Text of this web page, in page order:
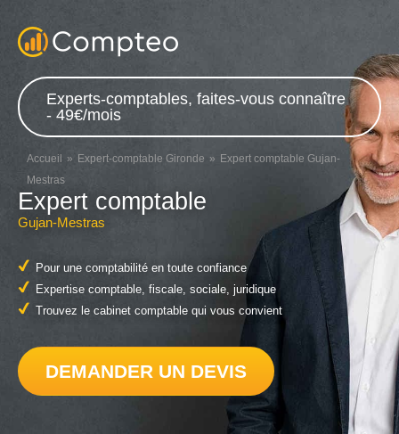
Experts-comptables, faites-vous connaître
- 49€/mois
Accueil Expert-comptable Gironde
Expert comptable Gujan-
Mestras
Expert comptable
Gujan-Mestras
Pour une comptabilité en toute confiance
Expertise comptable, fiscale, sociale, juridique
Trouvez le cabinet comptable qui vous convient
DEMANDER UN DEVIS